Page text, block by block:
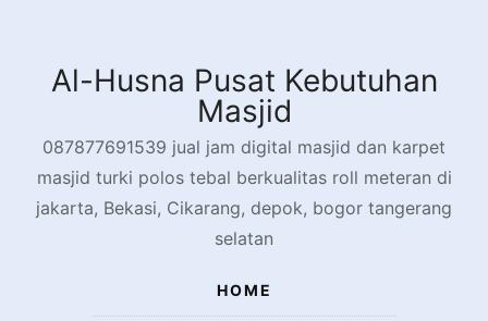
contentAl-Husna Pusat Kebutuhan
Masjid
087877691539 jual jam digital masjid dan karpet
masjid turki polos tebal berkualitas roll meteran di
jakarta, Bekasi, Cikarang, depok, bogor tangerang
selatan
HOME